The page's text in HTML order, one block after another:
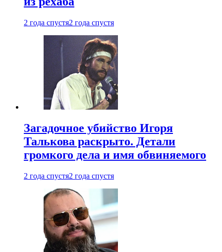
2 года спустя2 года спустя
Загадочное убийство Игоря
Талькова раскрыто. Детали
громкого дела и имя обвиняемого
2 года спустя2 года спустя